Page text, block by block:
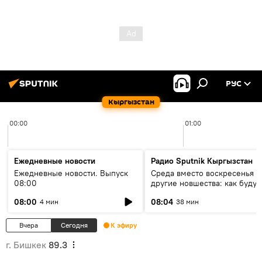
Кыргызстан
РУС
00:00 01:00
Ежедневные новости
Ежедневные новости. Выпуск
08:00
08:00 4 мин
Радио Sputnik Кыргызстан
Среда вместо воскресенья и
другие новшества: как будут
08:04 38 мин
Вчера Сегодня К эфиру
г. Бишкек 89.3